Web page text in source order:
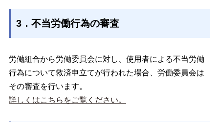
3．不当労働行為の審査
労働組合から労働委員会に対し、使用者による不当労働
行為について救済申立てが行われた場合、労働委員会は
その審査を行います。
詳しくはこちらをご覧ください。